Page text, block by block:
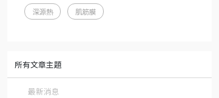
深源熱 肌筋膜
所有文章主題
最新消息